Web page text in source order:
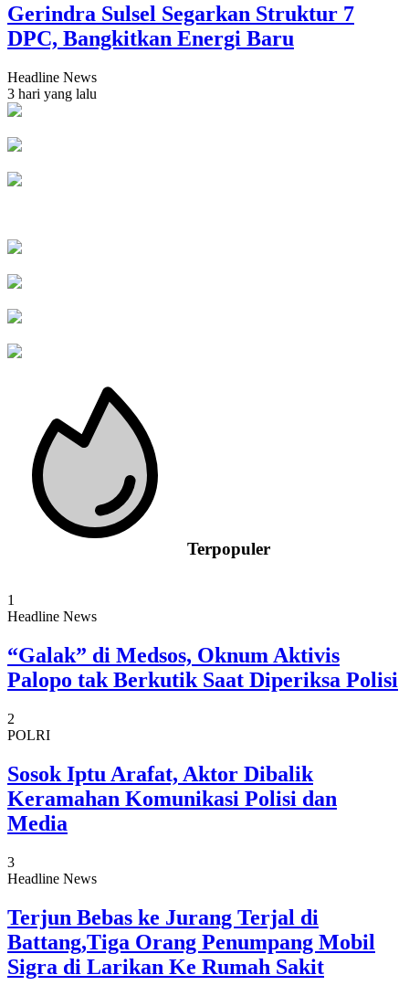
Gerindra Sulsel Segarkan Struktur 7
DPC, Bangkitkan Energi Baru
Headline News
3 hari yang lalu
Terpopuler
1
Headline News
“Galak” di Medsos, Oknum Aktivis
Palopo tak Berkutik Saat Diperiksa Polisi
2
POLRI
Sosok Iptu Arafat, Aktor Dibalik
Keramahan Komunikasi Polisi dan
Media
3
Headline News
Terjun Bebas ke Jurang Terjal di
Battang,Tiga Orang Penumpang Mobil
Sigra di Larikan Ke Rumah Sakit